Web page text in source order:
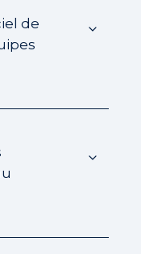
de